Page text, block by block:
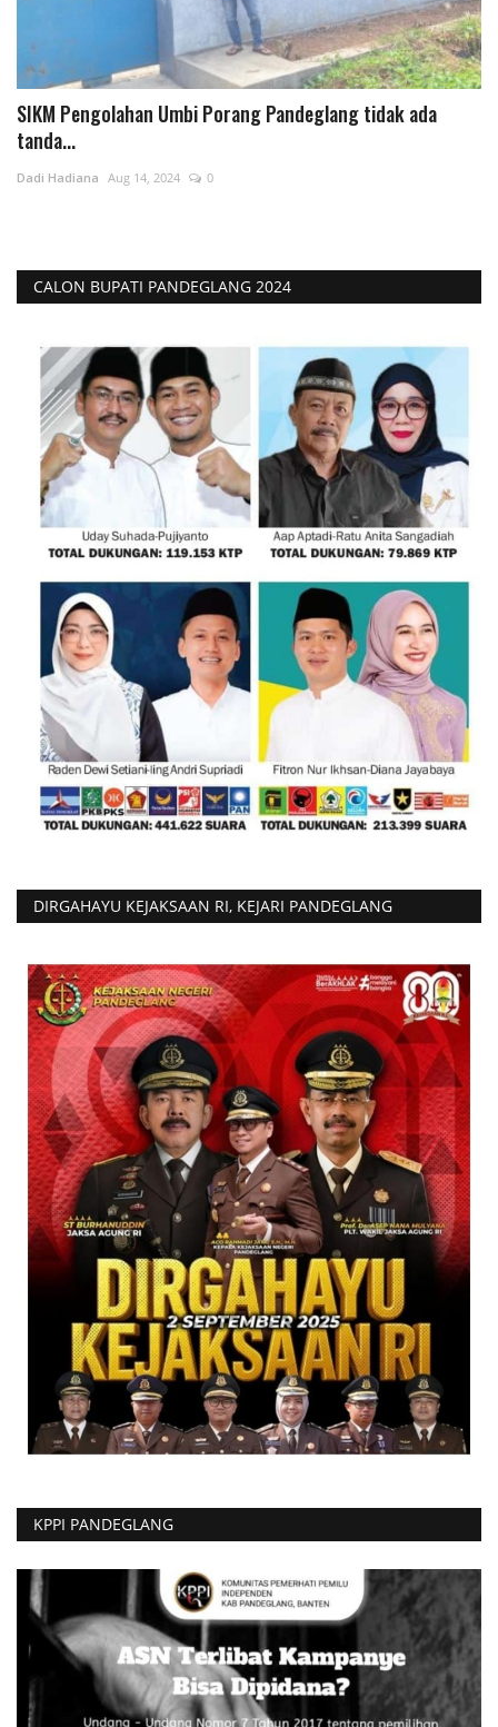
Redaksi
Sosial
Olahraga
Polri
Kriminal
Ekonomi
TNI & POLRI
TNI
Pendidikan
Budaya
Peristiwa
SIKM Pengolahan Umbi Porang Pandeglang tidak ada
tanda...
Dadi Hadiana Aug 14, 2024 0
CALON BUPATI PANDEGLANG 2024
DIRGAHAYU KEJAKSAAN RI, KEJARI PANDEGLANG
KPPI PANDEGLANG